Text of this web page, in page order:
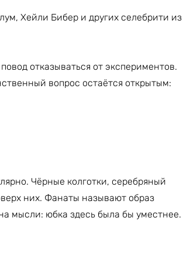
Хейли Бибер и других селебрити из
отказываться от экспериментов.
вопрос остаётся открытым:
Чёрные колготки, серебряный
них. Фанаты называют образ
мысли: юбка здесь была бы уместнее.